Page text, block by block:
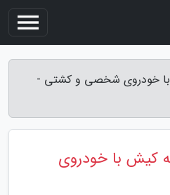
خودروی شخصی و کشتی -
کیش با خودروی